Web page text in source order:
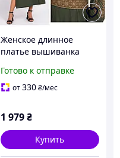
Женское длинное
платье вышиванка
размеры:
S,M,L,XL,2XL,3XL
Готово к отправке
от330₴/мес
1 979₴
Купить